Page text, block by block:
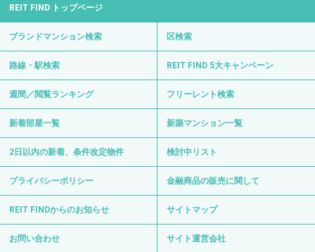
REIT FIND トップページ
ブランドマンション検索 区検索
路線・駅検索 REIT FIND 5大キャンペーン
週間／閲覧ランキング フリーレント検索
新着部屋一覧 新築マンション一覧
2日以内の新着、条件改定物件 検討中リスト
プライバシーポリシー 金融商品の販売に関して
REIT FINDからのお知らせ サイトマップ
お問い合わせ サイト運営会社